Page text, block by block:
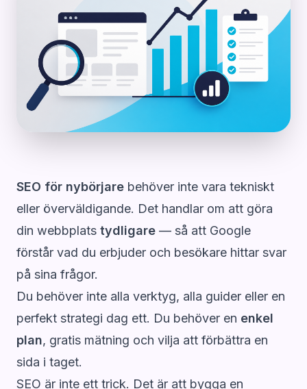
SEO för nybörjare behöver inte vara tekniskt
eller överväldigande. Det handlar om att göra
din webbplats tydligare — så att Google
förstår vad du erbjuder och besökare hittar svar
på sina frågor.
Du behöver inte alla verktyg, alla guider eller en
perfekt strategi dag ett. Du behöver en enkel
plan, gratis mätning och vilja att förbättra en
sida i taget.
SEO är inte ett trick. Det är att bygga en